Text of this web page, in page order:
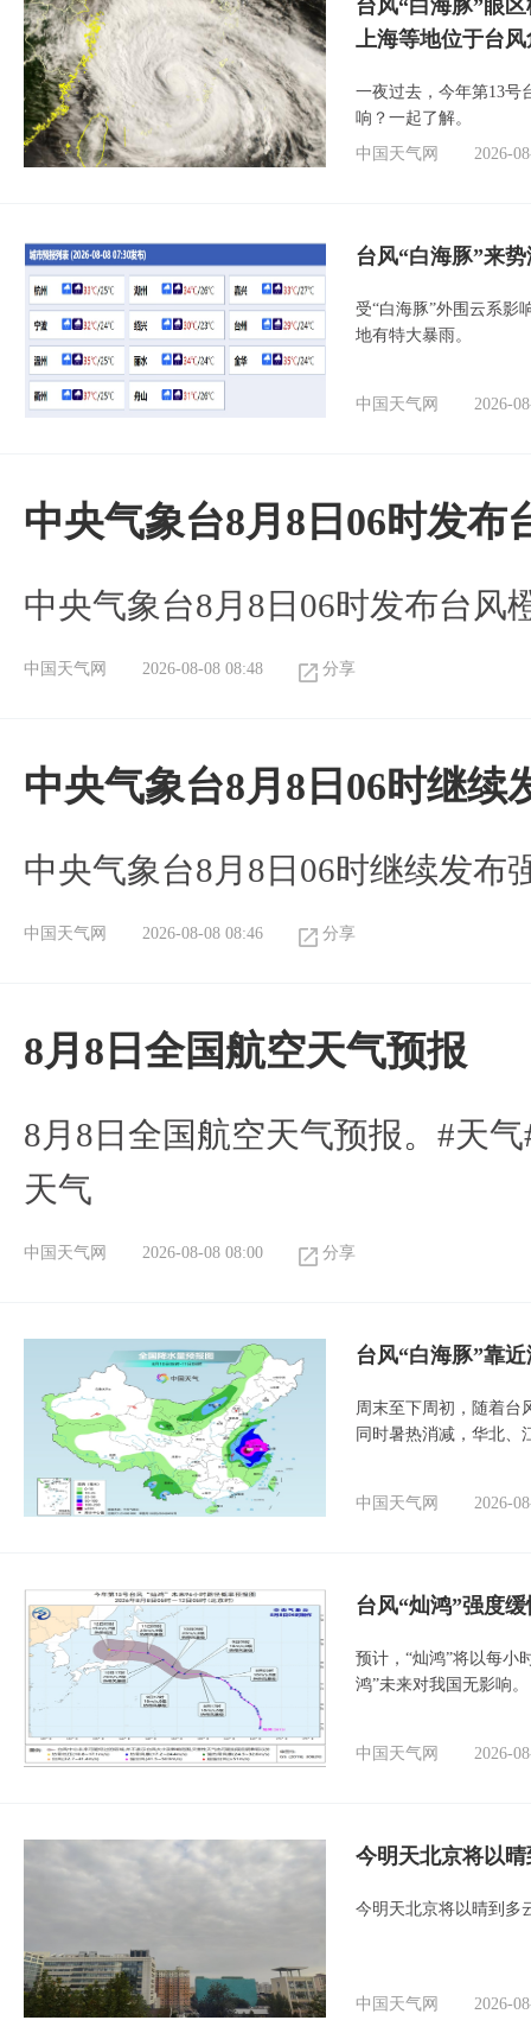
台风“白海豚”眼
上海等地位于台
一夜过去，今年第13号
响？一起了解。
中国天气网
2026-
台风“白海豚”来
受“白海豚”外围云系影
地有特大暴雨。
中国天气网 2026-
中央气象台8月8日06时发布
中央气象台8月8日06时发布台风
中国天气网 2026-08-08 08:48 分享
中央气象台8月8日06时继
中央气象台8月8日06时继续发布
中国天气网 2026-08-08 08:46 分享
8月8日全国航空天气预报
8月8日全国航空天气预报。#天
天气
中国天气网 2026-08-08 08:00 分享
台风“白海豚”靠
周末至下周初，随着台
同时暑热消减，华北、
中国天气网 2026-
台风“灿鸿”强度
预计，“灿鸿”将以每小
鸿”未来对我国无影响。
中国天气网 2026-
今明天北京将以
今明天北京将以晴到多
中国天气网 2026-